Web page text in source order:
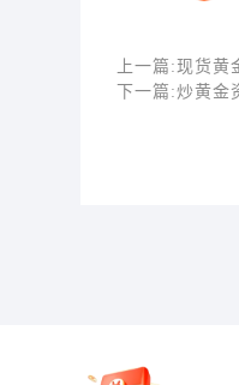
上一篇: 现货黄
下一篇:炒黄金